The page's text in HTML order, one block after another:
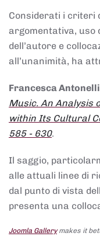
Considerati i criteri
argomentativa, uso
dell’autore e
all’unanimità, ha
Francesca Antonelli
Music. An Analysis
within Its Cultural
585 - 630.
Il saggio,
alle attuali linee di
dal punto di vista
presenta una
Joomla Gallerymakes it